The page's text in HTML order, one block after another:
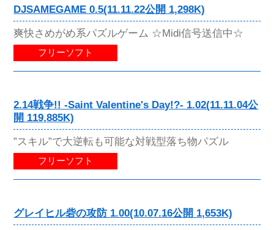
DJSAMEGAME 0.5(11.11.22公開 1,298K)
爽快さめがめ系パズルゲーム ☆Midi信号送信中☆
フリーソフト
2.14戦争!! -Saint Valentine's Day!?- 1.02(11.11.04公
開 119,885K)
”スキル”で大逆転も可能な対戦型落ち物パズル
フリーソフト
グレイヒル砦の攻防 1.00(10.07.16公開 1,653K)